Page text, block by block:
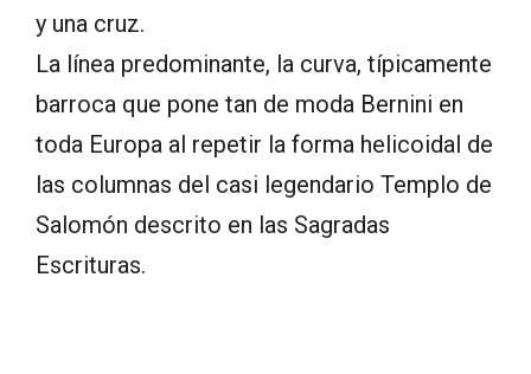
y una cruz.
La línea predominante, la curva, típicamente
barroca que pone tan de moda Bernini en
toda Europa al repetir la forma helicoidal de
las columnas del casi legendario Templo de
Salomón descrito en las Sagradas
Escrituras.